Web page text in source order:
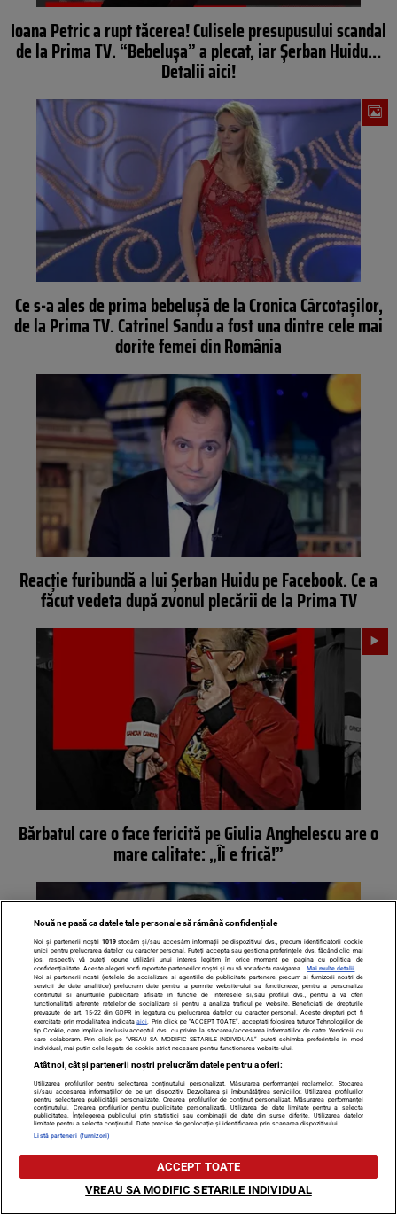
Ioana Petric a rupt tăcerea! Culisele presupusului scandal
de la Prima TV. “Bebelușa” a plecat, iar Șerban Huidu…
Detalii aici!
Ce s-a ales de prima bebelușă de la Cronica Cârcotașilor,
de la Prima TV. Catrinel Sandu a fost una dintre cele mai
dorite femei din România
Reacție furibundă a lui Șerban Huidu pe Facebook. Ce a
făcut vedeta după zvonul plecării de la Prima TV
Bărbatul care o face fericită pe Giulia Anghelescu are o
mare calitate: „Îi e frică!”
Șerban Huidu revine pe micile ecrane! Cu ce post TV a
semnat și ce emisiune va prezenta
Nouă ne pasă ca datele tale personale să rămână confidențiale
Noi și partenerii noștri 1019stocăm și/sau accesăm informații pe dispozitivul dvs., precum identificatorii cookie
unici pentru prelucrarea datelor cu caracter personal. Puteți accepta sau gestiona preferințele dvs. făcând clic mai
jos, respectiv vă puteți opune utilizării unui interes legitim în orice moment pe pagina cu politica de
confidențialitate. Aceste alegeri vor fi raportate partenerilor noștri și nu vă vor afecta navigarea.
Mai multe detalii
Noi si partenerii nostri (retelele de socializare si agentiile de publicitate partenere, precum si furnizorii nostri de
servicii de date analitice) prelucram date pentru a permite website-ului sa functioneze, pentru a personaliza
continutul si anunturile publicitare afisate in functie de interesele si/sau profilul dvs., pentru a va oferi
functionalitati aferente retelelor de socializare si pentru a analiza traficul pe website. Beneficiati de drepturile
prevazute de art. 15-22 din GDPR in legatura cu prelucrarea datelor cu caracter personal. Aceste drepturi pot fi
exercitate prin modalitatea indicataaici . Prin click pe “ACCEPT TOATE”, acceptati folosirea tuturor Tehnologiilor de
tip Cookie, care implica inclusiv acceptul dvs. cu privire la stocarea/accesarea informatiilor de catre Vendor-ii cu
care colaboram. Prin click pe “VREAU SA MODIFIC SETARILE INDIVIDUAL” puteti schimba preferintele in mod
individual, mai putin cele legate de cookie strict necesare pentru functionarea website-ului.
Atât noi, cât și partenerii noștri prelucrăm datele pentru a oferi:
Utilizarea profilurilor pentru selectarea conținutului personalizat. Măsurarea performanței reclamelor. Stocarea
și/sau accesarea informațiilor de pe un dispozitiv. Dezvoltarea și îmbunătățirea serviciilor. Utilizarea profilurilor
pentru selectarea publicității personalizate. Crearea profilurilor de conținut personalizat. Măsurarea performanței
conținutului. Crearea profilurilor pentru publicitate personalizată. Utilizarea de date limitate pentru a selecta
publicitatea. Înțelegerea publicului prin statistici sau combinații de date din surse diferite. Utilizarea datelor
limitate pentru a selecta conținutul. Date precise de geolocație și identificarea prin scanarea dispozitivului.
Listă parteneri (furnizori)
ACCEPT TOATE
VREAU SA MODIFIC SETARILE INDIVIDUAL